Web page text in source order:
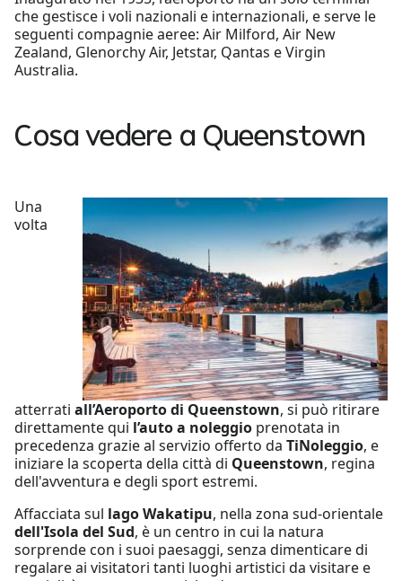
che gestisce i voli nazionali e internazionali, e serve le
seguenti compagnie aeree: Air Milford, Air New
Zealand, Glenorchy Air, Jetstar, Qantas e Virgin
Australia.
Cosa vedere a Queenstown
Una
volta
atterrati all’Aeroporto di Queenstown, si può ritirare
direttamente qui l’auto a noleggio prenotata in
precedenza grazie al servizio offerto da TiNoleggio, e
iniziare la scoperta della città di Queenstown, regina
dell'avventura e degli sport estremi.
Affacciata sul lago Wakatipu, nella zona sud-orientale
dell'Isola del Sud, è un centro in cui la natura
sorprende con i suoi paesaggi, senza dimenticare di
regalare ai visitatori tanti luoghi artistici da visitare e